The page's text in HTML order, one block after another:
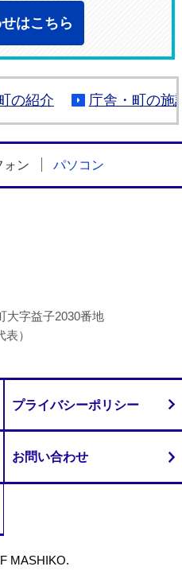
はこちら
の紹介 庁舎・町の施
ォン パソコン
大字益子2030番地
）
プライバシーポリシー
お問い合わせ
MASHIKO.